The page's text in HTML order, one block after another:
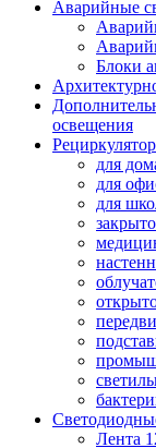
Аварийные
Блоки
освещения
для
для
для
Лента